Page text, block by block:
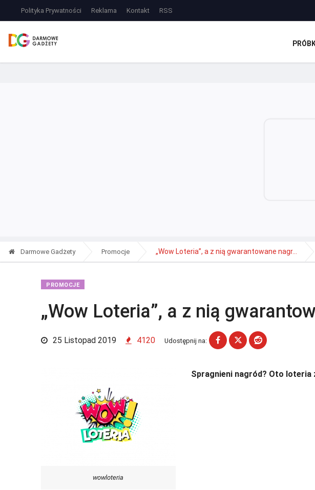
Polityka Prywatności Reklama Kontakt RSS
Darmowe Gadżety Promocje „Wow Loteria”, a z nią gwarantowane nagr...
PROMOCJE
„Wow Loteria”, a z nią
25 Listopad 2019 4120 Udostępnij na:
wowloteria
Spragnieni nagród? Oto loteria